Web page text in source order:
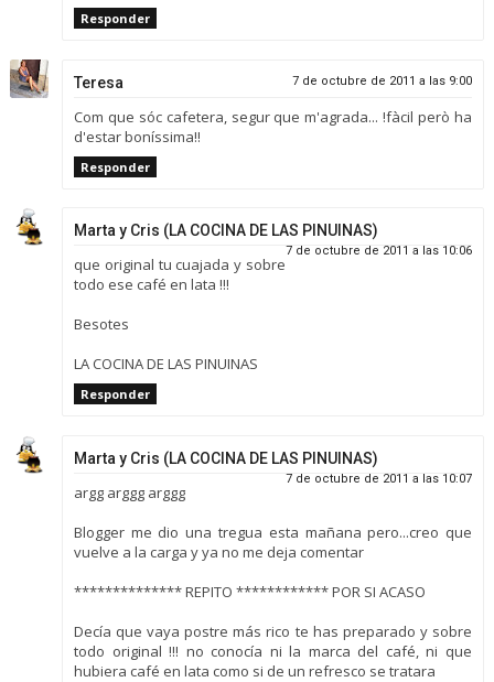
Responder
Teresa 7 de octubre de 2011 a las 9:00
Com que sóc cafetera, segur que m'agrada... !fàcil però ha
d'estar boníssima!!
Responder
Marta y Cris (LA COCINA DE LAS PINUINAS)
7 de octubre de 2011 a las 10:06
que original tu cuajada y sobre
todo ese café en lata !!!
Besotes
LA COCINA DE LAS PINUINAS
Responder
Marta y Cris (LA COCINA DE LAS PINUINAS)
7 de octubre de 2011 a las 10:07
argg arggg arggg
Blogger me dio una tregua esta mañana pero...creo que
vuelve a la carga y ya no me deja comentar
************** REPITO ************ POR SI ACASO
Decía que vaya postre más rico te has preparado y sobre
todo original !!! no conocía ni la marca del café, ni que
hubiera café en lata como si de un refresco se tratara